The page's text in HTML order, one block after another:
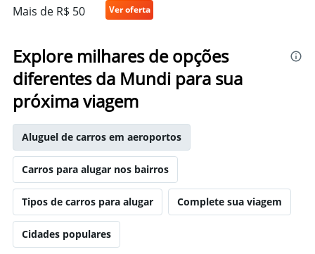
Mais de R$ 50
Ver oferta
Explore milhares de opções
diferentes da Mundi para sua
próxima viagem
Aluguel de carros em aeroportos
Carros para alugar nos bairros
Tipos de carros para alugar Complete sua viagem
Cidades populares